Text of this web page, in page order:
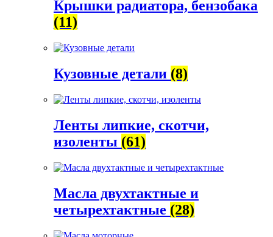
Крышки радиатора, бензобака
(11)
Кузовные детали (8)
Ленты липкие, скотчи,
изоленты (61)
Масла двухтактные и
четырехтактные (28)